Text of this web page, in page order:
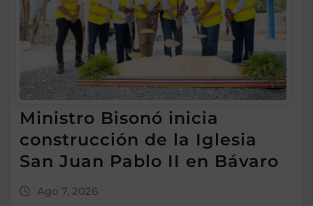
Ministro Bisonó inicia
construcción de la Iglesia
San Juan Pablo II en Bávaro
Ago 7, 2026